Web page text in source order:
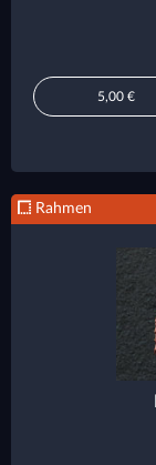
5,00 €
Rahmen